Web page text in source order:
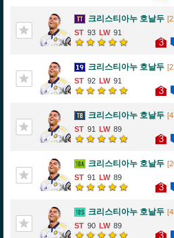
크리스티아누 호날두
93
91
3
크리스티아누 호날두
92
91
3
크리스티아누 호날두
91
89
3
크리스티아누 호날두
91
89
3
크리스티아누 호날두
90
89
3